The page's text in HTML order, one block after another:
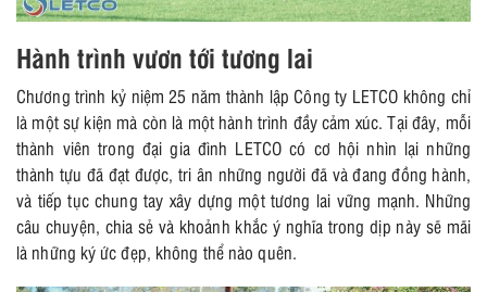
Hành trình vươn tới tương lai
Chương trình kỷ niệm 25 năm thành lập Công ty LETCO không chỉ
là một sự kiện mà còn là một hành trình đầy cảm xúc. Tại đây, mỗi
thành viên trong đại gia đình LETCO có cơ hội nhìn lại những
thành tựu đã đạt được, tri ân những người đã và đang đồng hành,
và tiếp tục chung tay xây dựng một tương lai vững mạnh. Những
câu chuyện, chia sẻ và khoảnh khắc ý nghĩa trong dịp này sẽ mãi
là những ký ức đẹp, không thể nào quên.